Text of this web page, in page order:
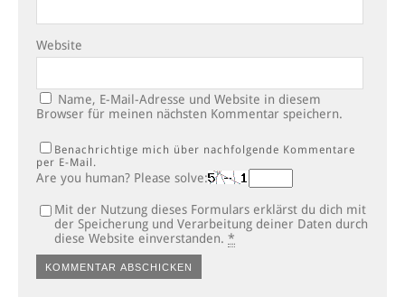
Website
Name, E-Mail-Adresse und Website in diesem
Browser für meinen nächsten Kommentar speichern.
Benachrichtige mich über nachfolgende Kommentare
per E-Mail.
Are you human? Please solve:
Mit der Nutzung dieses Formulars erklärst du dich mit
der Speicherung und Verarbeitung deiner Daten durch
diese Website einverstanden. *